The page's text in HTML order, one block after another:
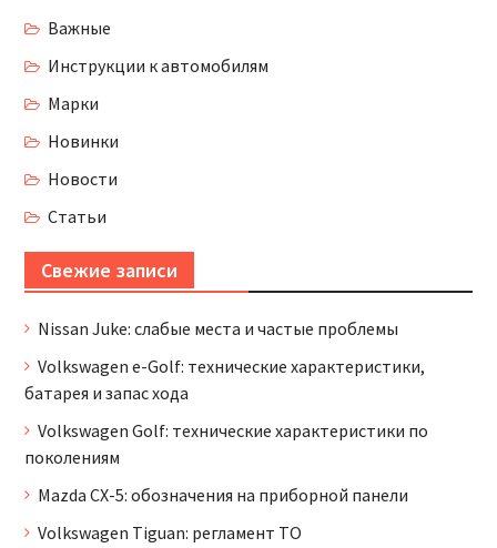
Важные
Инструкции к автомобилям
Марки
Новинки
Новости
Статьи
Свежие записи
Nissan Juke: слабые места и частые проблемы
Volkswagen e-Golf: технические характеристики,
батарея и запас хода
Volkswagen Golf: технические характеристики по
поколениям
Mazda CX-5: обозначения на приборной панели
Volkswagen Tiguan: регламент ТО